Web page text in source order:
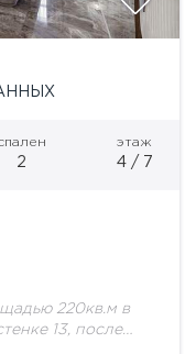
2
этаж
4 / 7
220кв.м в
13, после